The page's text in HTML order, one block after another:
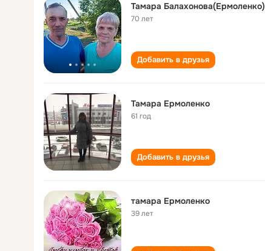
Тамара Балахонова(Ермоленко)
70 лет
Добавить в друзья
Тамара Ермоленко
61 год
Добавить в друзья
тамара Ермоленко
39 лет